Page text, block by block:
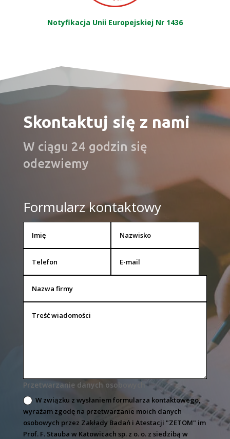
Notyfikacja Unii Europejskiej Nr 1436
Skontaktuj się z nami
W ciągu 24 godzin się
odezwiemy
Formularz kontaktowy
Przetwarzanie danych osobowych
W związku z wysłaniem formularza kontaktowego,
wyrażam zgodę na przetwarzanie moich danych
osobowych przez Zakłady Badań i Atestacji "ZETOM" im
Prof. F. Stauba w Katowicach sp. z o. o. z siedzibą w